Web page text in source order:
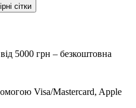
сітки
5000 грн – безкоштовна
Visa/Mastercard, Apple